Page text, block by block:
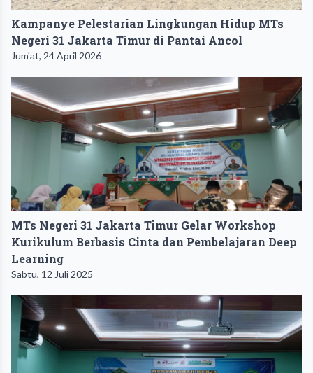
Kampanye Pelestarian Lingkungan Hidup MTs
Negeri 31 Jakarta Timur di Pantai Ancol
Jum'at, 24 April 2026
MTs Negeri 31 Jakarta Timur Gelar Workshop
Kurikulum Berbasis Cinta dan Pembelajaran Deep
Learning
Sabtu, 12 Juli 2025